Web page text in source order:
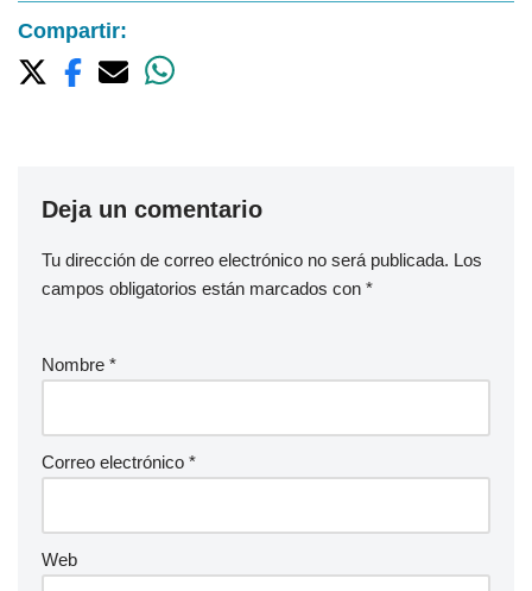
Compartir:
Deja un comentario
Tu dirección de correo electrónico no será publicada. Los
campos obligatorios están marcados con *
Nombre *
Correo electrónico *
Web